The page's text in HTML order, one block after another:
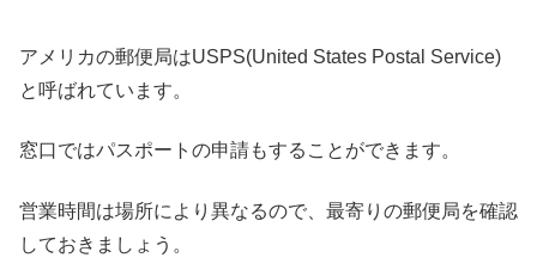
アメリカの郵便局はUSPS(United States Postal Service)
と呼ばれています。
窓口ではパスポートの申請もすることができます。
営業時間は場所により異なるので、最寄りの郵便局を確認
しておきましょう。